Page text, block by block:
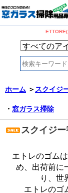
ホーム ＞ スクイジ
・ 窓ガラス掃除
スクイジ
エトレのゴム
め、出荷前に
り、世
エトレのゴ